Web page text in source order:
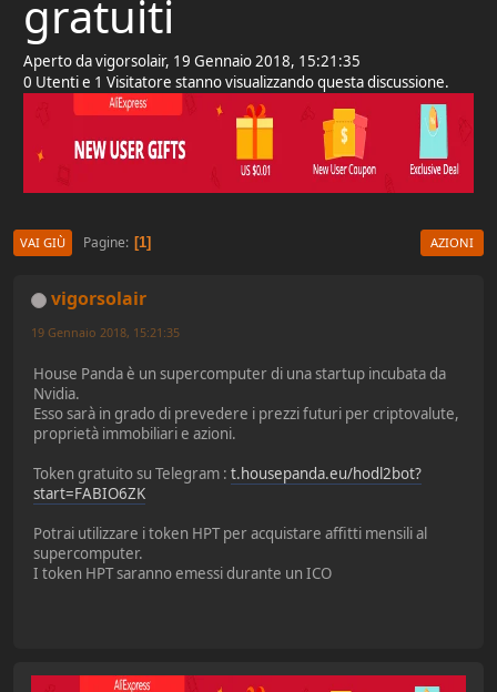
gratuiti
Aperto da vigorsolair, 19 Gennaio 2018, 15:21:35
0 Utenti e 1 Visitatore stanno visualizzando questa discussione.
VAI GIÙ Pagine 1 AZIONI
vigorsolair
19 Gennaio 2018, 15:21:35
House Panda è un supercomputer di una startup incubata da
Nvidia.
Esso sarà in grado di prevedere i prezzi futuri per criptovalute,
proprietà immobiliari e azioni.
Token gratuito su Telegram : t.housepanda.eu/hodl2bot?
start=FABIO6ZK
Potrai utilizzare i token HPT per acquistare affitti mensili al
supercomputer.
I token HPT saranno emessi durante un ICO